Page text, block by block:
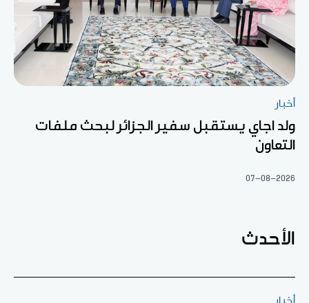
أخبار
ولد اجاي يستقبل سفير الجزائر لبحث ملفات
التعاون
07-08-2026
الأحدث
أخبار